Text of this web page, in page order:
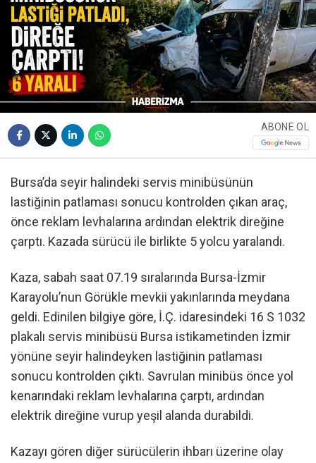
ABONE OL
Bursa’da seyir halindeki servis minibüsünün
lastiğinin patlaması sonucu kontrolden çıkan araç,
önce reklam levhalarına ardından elektrik direğine
çarptı. Kazada sürücü ile birlikte 5 yolcu yaralandı.
Kaza, sabah saat 07.19 sıralarında Bursa-İzmir
Karayolu’nun Görükle mevkii yakınlarında meydana
geldi. Edinilen bilgiye göre, İ.Ç. idaresindeki 16 S 1032
plakalı servis minibüsü Bursa istikametinden İzmir
yönüne seyir halindeyken lastiğinin patlaması
sonucu kontrolden çıktı. Savrulan minibüs önce yol
kenarındaki reklam levhalarına çarptı, ardından
elektrik direğine vurup yeşil alanda durabildi.
Kazayı gören diğer sürücülerin ihbarı üzerine olay